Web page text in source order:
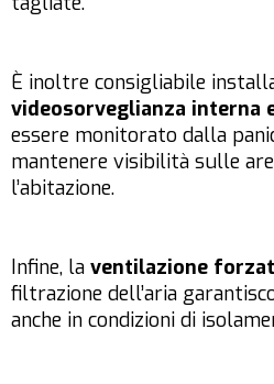
È inoltre consigliabile
videosorveglianza interna
essere monitorato dalla
mantenere visibilità sulle
l’abitazione.
Infine, la ventilazione
filtrazione dell’aria
anche in condizioni di